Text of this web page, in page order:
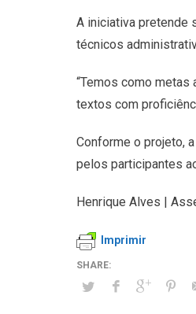
A iniciativa pretende
técnicos
“Temos como metas
textos com
Conforme o projeto,
pelos participantes
Henrique Alves |
Imprimir